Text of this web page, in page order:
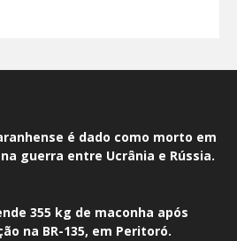
é dado como morto em
guerra entre Ucrânia e Rússia.
355 kg de maconha após
na BR-135, em Peritoró.